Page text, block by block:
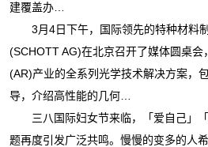
建覆盖办…
3月4日下午，国际领先的特种材料
(SCHOTT AG)在北京召开了媒体圆桌会
(AR)产业的全系列光学技术解决方案，
导，介绍高性能的几何…
三八国际妇女节来临，「爱自己」「
题再度引发广泛共鸣。慢慢的变多的人